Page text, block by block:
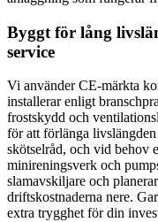
Byggt för lång
service
Vi använder CE-märkta
installerar enligt
frostskydd och
för att förlänga
skötselråd, och vid behov
minireningsverk och
slamavskiljare och
driftskostnaderna nere.
extra trygghet för din